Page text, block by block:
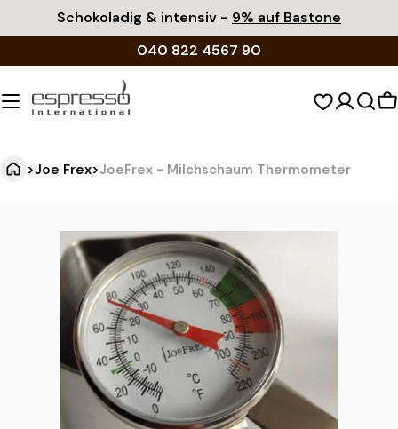
Inhalt
Schokoladig & intensiv - 9% auf Bastone
040 822 4567 90
>Joe Frex>JoeFrex - Milchschaum Thermometer
Produktinformationen